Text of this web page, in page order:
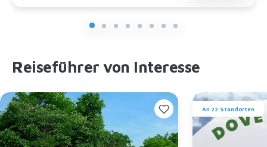
Reiseführer von Interesse
An 22 Standorten